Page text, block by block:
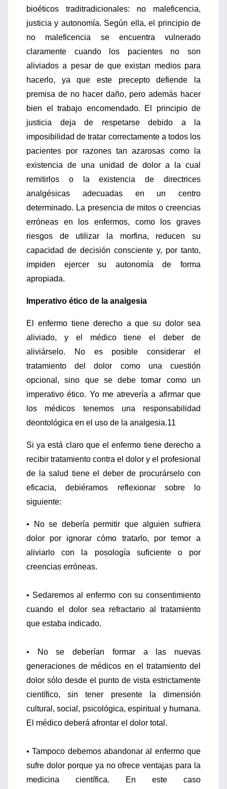
bioéticos traditradicionales: no maleficencia,
justicia y autonomía. Según ella, el principio de
no maleficencia se encuentra vulnerado
claramente cuando los pacientes no son
aliviados a pesar de que existan medios para
hacerlo, ya que este precepto defiende la
premisa de no hacer daño, pero además hacer
bien el trabajo encomendado. El principio de
justicia deja de respetarse debido a la
imposibilidad de tratar correctamente a todos los
pacientes por razones tan azarosas como la
existencia de una unidad de dolor a la cual
remitirlos o la existencia de directrices
analgésicas adecuadas en un centro
determinado. La presencia de mitos o creencias
erróneas en los enfermos, como los graves
riesgos de utilizar la morfina, reducen su
capacidad de decisión consciente y, por tanto,
impiden ejercer su autonomía de forma
apropiada.
Imperativo ético de la analgesia
El enfermo tiene derecho a que su dolor sea
aliviado, y el médico tiene el deber de
aliviárselo. No es posible considerar el
tratamiento del dolor como una cuestión
opcional, sino que se debe tomar como un
imperativo ético. Yo me atrevería a afirmar que
los médicos tenemos una responsabilidad
deontológica en el uso de la analgesia.11
Si ya está claro que el enfermo tiene derecho a
recibir tratamiento contra el dolor y el profesional
de la salud tiene el deber de procurárselo con
eficacia, debiéramos reflexionar sobre lo
siguiente:
• No se debería permitir que alguien sufriera
dolor por ignorar cómo tratarlo, por temor a
aliviarlo con la posología suficiente o por
creencias erróneas.
• Sedaremos al enfermo con su consentimiento
cuando el dolor sea refractario al tratamiento
que estaba indicado.
• No se deberían formar a las nuevas
generaciones de médicos en el tratamiento del
dolor sólo desde el punto de vista estrictamente
científico, sin tener presente la dimensión
cultural, social, psicológica, espiritual y humana.
El médico deberá afrontar el dolor total.
• Tampoco debemos abandonar al enfermo que
sufre dolor porque ya no ofrece ventajas para la
medicina científica. En este caso